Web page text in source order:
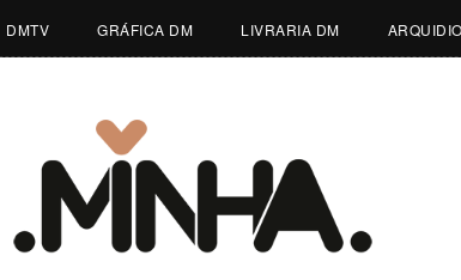
DMTV GRÁFICA DM LIVRARIA DM